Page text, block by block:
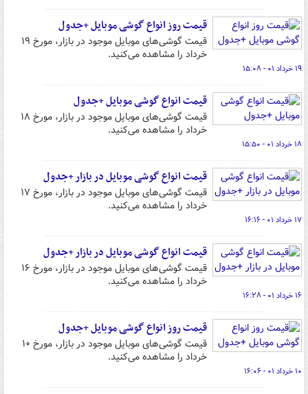
قیمت روز انواع گوشی موبایل +جدول
قیمت گوشی‌های موبایل موجود در بازار، مورخ ۱۹
خرداد را مشاهده می‌کنید.
۱۹ خرداد ۰۱ - ۱۵:۰۸
قیمت انواع گوشی موبایل +جدول
قیمت گوشی‌های موبایل موجود در بازار، مورخ ۱۸
خرداد را مشاهده می‌کنید.
۱۸ خرداد ۰۱ - ۱۵:۵۰
قیمت انواع گوشی موبایل در بازار +جدول
قیمت گوشی‌های موبایل موجود در بازار، مورخ ۱۷
خرداد را مشاهده می‌کنید.
۱۷ خرداد ۰۱ - ۱۶:۱۶
قیمت انواع گوشی موبایل در بازار +جدول
قیمت گوشی‌های موبایل موجود در بازار، مورخ ۱۶
خرداد را مشاهده می‌کنید.
۱۶ خرداد ۰۱ - ۱۶:۲۸
قیمت روز انواع گوشی موبایل +جدول
قیمت گوشی‌های موبایل موجود در بازار، مورخ ۱۰
خرداد را مشاهده می‌کنید.
۱۰ خرداد ۰۱ - ۱۶:۰۶